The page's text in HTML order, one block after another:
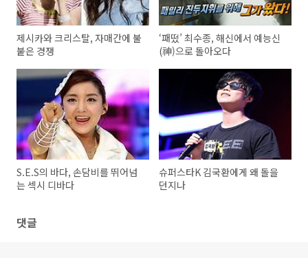
제시카와 크리스탈, 자매간에 불
붙은 경쟁
‘패떴’ 최수종, 해신에서 예능신
(神)으로 돌아오다
S.E.S의 바다, 손담비를 뛰어넘
는 섹시 디바다
슈퍼스타K 김국환에게 왜 돌을
던지나
댓글